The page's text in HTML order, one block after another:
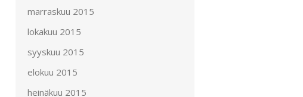
marraskuu 2015
lokakuu 2015
syyskuu 2015
elokuu 2015
heinäkuu 2015